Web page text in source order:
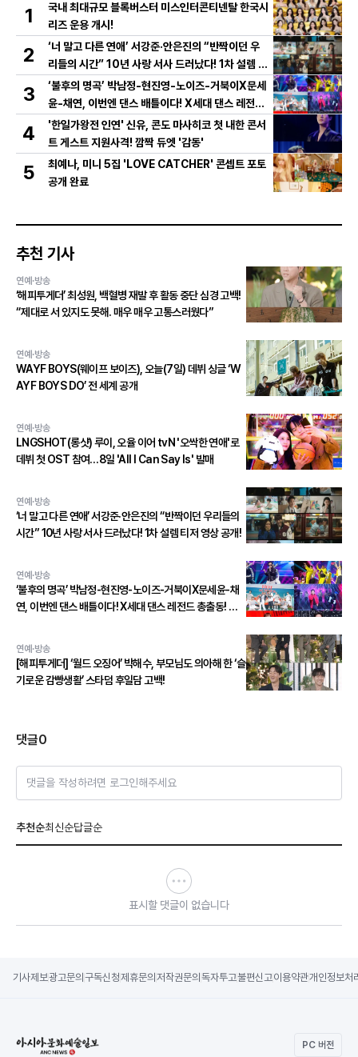
1
국내 최대규모 블록버스터 미스인터콘티넨탈 한국시
리즈 운용 개시!
2
‘너 말고 다른 연애’ 서강준·안은진의 “반짝이던 우
리들의 시간” 10년 사랑 서사 드러났다! 1차 설렘 티
저 영상 공개!
3
‘불후의 명곡’ 박남정-현진영-노이즈-거북이X문세
윤-채연, 이번엔 댄스 배틀이다! X세대 댄스 레전드
총출동! 댄스 본능 깨운다!
4
'한일가왕전 인연' 신유, 콘도 마사히코 첫 내한 콘서
트 게스트 지원사격! 깜짝 듀엣 '감동'
5
최예나, 미니 5집 'LOVE CATCHER' 콘셉트 포토
공개 완료
추천 기사
연예·방송
‘해피투게더’ 최성원, 백혈병 재발 후 활동 중단 심경 고백!
“제대로 서 있지도 못해. 매우 매우 고통스러웠다”
연예·방송
WAYF BOYS(웨이프 보이즈), 오늘(7일) 데뷔 싱글 ‘W
AYF BOYS DO’ 전 세계 공개
연예·방송
LNGSHOT(롱샷) 루이, 오율 이어 tvN '오싹한 연애'로
데뷔 첫 OST 참여…8일 'All I Can Say Is' 발매
연예·방송
‘너 말고 다른 연애’ 서강준·안은진의 “반짝이던 우리들의
시간” 10년 사랑 서사 드러났다! 1차 설렘 티저 영상 공개!
연예·방송
‘불후의 명곡’ 박남정-현진영-노이즈-거북이X문세윤-채
연, 이번엔 댄스 배틀이다! X세대 댄스 레전드 총출동! 댄
연예·방송
[해피투게더] ‘월드 오징어’ 박해수, 부모님도 의아해 한 ‘슬
기로운 감빵생활’ 스타덤 후일담 고백!
댓글0
댓글을 작성하려면 로그인해주세요
추천순최신순답글순
표시할 댓글이 없습니다
기사제보광고문의 구독신청제휴문의 저작권문의 독자투고불편신고이용약관개인정보처
PC 버전